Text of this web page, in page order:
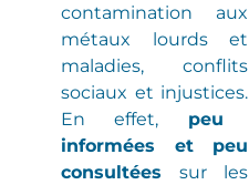
contamination aux
métaux lourds et
maladies, conflits
sociaux et injustices.
En effet, peu
informées et peu
consultées sur les